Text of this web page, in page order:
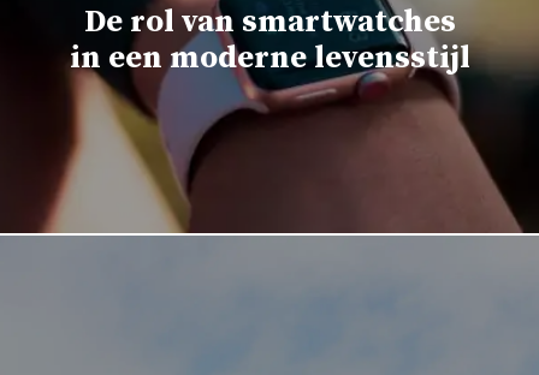
De rol van smartwatches
in een moderne levensstijl